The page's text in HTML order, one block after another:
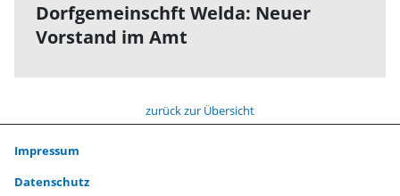
Dorfgemeinschft Welda: Neuer
Vorstand im Amt
zurück zur Übersicht
Impressum
Datenschutz